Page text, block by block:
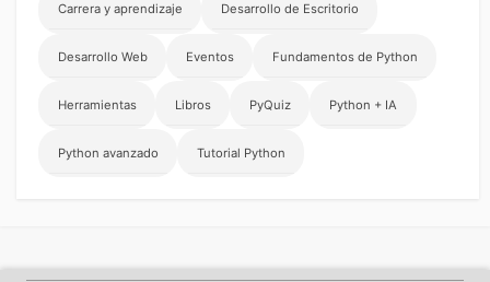
Carrera y aprendizaje Desarrollo de Escritorio
Desarrollo Web Eventos Fundamentos de Python
Herramientas Libros PyQuiz Python + IA
Python avanzado Tutorial Python